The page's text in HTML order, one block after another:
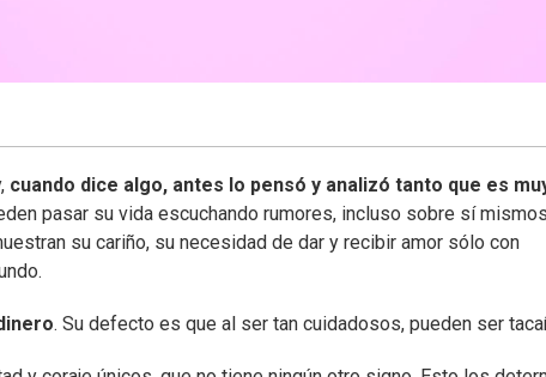
cuando dice algo, antes lo pensó y analizó tanto que es
pasar su vida escuchando rumores, incluso sobre sí
su cariño, su necesidad de dar y recibir amor sólo con
. Su defecto es que al ser tan cuidadosos, pueden ser